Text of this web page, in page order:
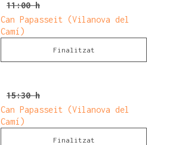
11:00 h
Can Papasseit (Vilanova del
Camí)
Finalitzat
15:30 h
Can Papasseit (Vilanova del
Camí)
Finalitzat